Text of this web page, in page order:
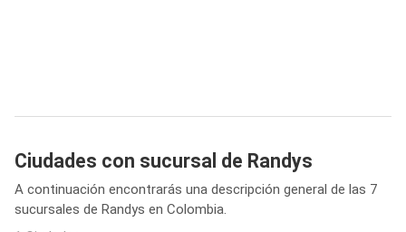
Ciudades con sucursal de Randys
A continuación encontrarás una descripción general de las 7
sucursales de Randys en Colombia.